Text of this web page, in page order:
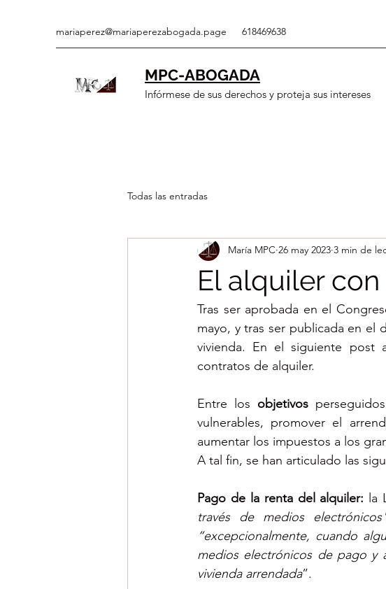
mariaperez@mariaperezabogada.page 618469638
MPC-ABOGADA
Infórmese de sus derechos y proteja sus intereses
Todas las entradas
El alquiler
María MPC 26 may 2023 3 min de
Tras ser aprobada en el
mayo, y tras ser publicada en el
vivienda. En el siguiente post
contratos de alquiler.
Entre los objetivos
vulnerables, promover el
aumentar los impuestos a los
A tal fin, se han articulado las
Pago de la renta del alquiler: la
través de medios
“excepcionalmente, cuando
medios electrónicos de pago y
vivienda arrendada”.